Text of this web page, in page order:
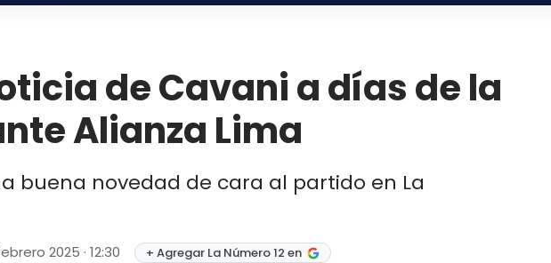
de Cavani a días de la
Alianza Lima
buena novedad de cara al partido en La
2025 · 12:30 + Agregar La Número 12 en